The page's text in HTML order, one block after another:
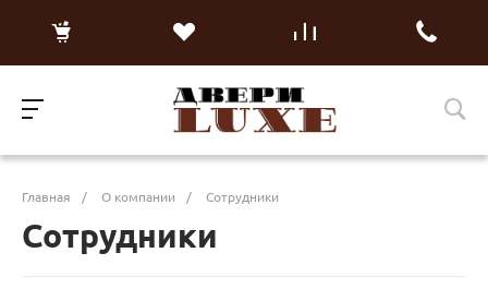
Главная / О компании / Сотрудники
Сотрудники